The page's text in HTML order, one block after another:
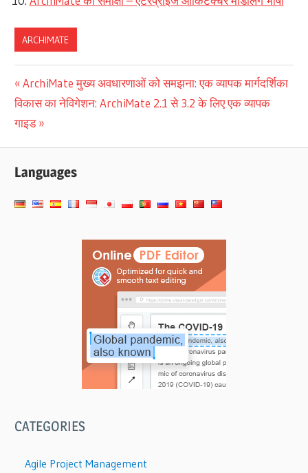
ARCHIMATE
पोस्ट
नेविगेशन
Previous
Post:
ArchiMate मुख्य अवधारणाओं को समझना: एक व्यापक मार्गदर्शिका
Next
Post:
विकास का नेविगेशन: ArchiMate 2.1 से 3.2 के लिए एक व्यापक
गाइड
Languages
CATEGORIES
Agile Project Management